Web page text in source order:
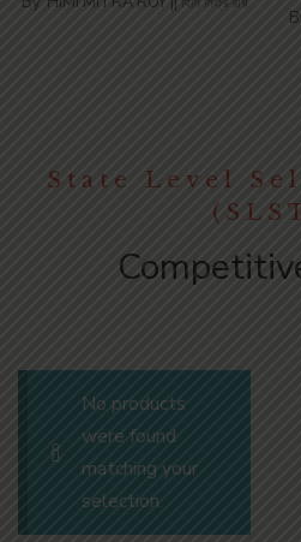
State Level
No products
were found
matching your
selection.